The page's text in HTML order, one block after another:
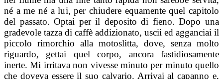
né a me né a lui, per chiudere equamente quel capitolo
del passato. Optai per il deposito di fieno. Dopo una
gradevole tazza di caffè addizionato, uscii ed agganciai il
piccolo rimorchio alla motoslitta, dove, senza molto
riguardo, gettai quel corpo, ancora fastidiosamente
inerte. Mi irritava non vivesse minuto per minuto quello
che doveva essere il suo calvario. Arrivai al capanno e,